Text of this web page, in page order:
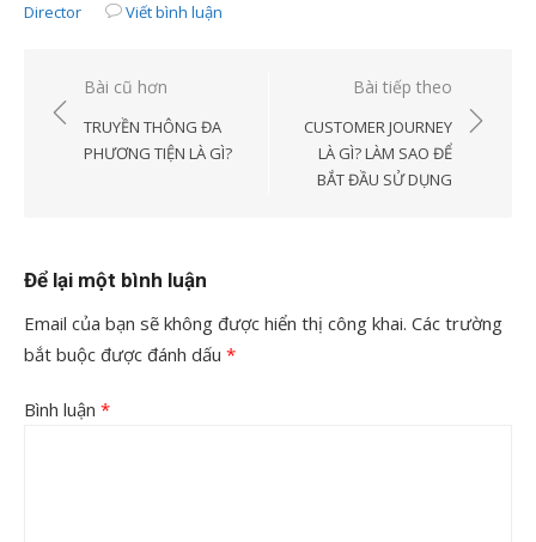
Director
Viết bình luận
Điều
hướng
Bài cũ hơn
TRUYỀN THÔNG ĐA
PHƯƠNG TIỆN LÀ GÌ?
Bài tiếp theo
CUSTOMER JOURNEY
LÀ GÌ? LÀM SAO ĐỂ
BẮT ĐẦU SỬ DỤNG
Để lại một bình luận
Email của bạn sẽ không được hiển thị công khai. Các trường
bắt buộc được đánh dấu *
Bình luận *